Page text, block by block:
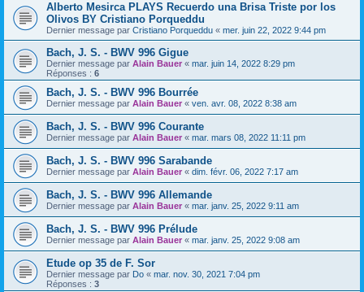
Alberto Mesirca PLAYS Recuerdo una Brisa Triste por los
Olivos BY Cristiano Porqueddu
Dernier message par Cristiano Porqueddu « mer. juin 22, 2022 9:44 pm
Bach, J. S. - BWV 996 Gigue
Dernier message par Alain Bauer « mar. juin 14, 2022 8:29 pm
Réponses : 6
Bach, J. S. - BWV 996 Bourrée
Dernier message par Alain Bauer « ven. avr. 08, 2022 8:38 am
Bach, J. S. - BWV 996 Courante
Dernier message par Alain Bauer « mar. mars 08, 2022 11:11 pm
Bach, J. S. - BWV 996 Sarabande
Dernier message par Alain Bauer « dim. févr. 06, 2022 7:17 am
Bach, J. S. - BWV 996 Allemande
Dernier message par Alain Bauer « mar. janv. 25, 2022 9:11 am
Bach, J. S. - BWV 996 Prélude
Dernier message par Alain Bauer « mar. janv. 25, 2022 9:08 am
Etude op 35 de F. Sor
Dernier message par Do « mar. nov. 30, 2021 7:04 pm
Réponses : 3